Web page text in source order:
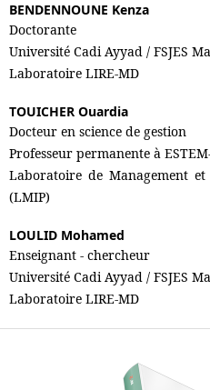
BENDENNOUNE Kenza
Doctorante
Université Cadi Ayyad / FSJES
Laboratoire LIRE-MD
TOUICHER Ouardia
Docteur en science de gestion
Professeur permanente à
Laboratoire de Management
(LMIP)
LOULID Mohamed
Enseignant - chercheur
Université Cadi Ayyad / FSJES
Laboratoire LIRE-MD